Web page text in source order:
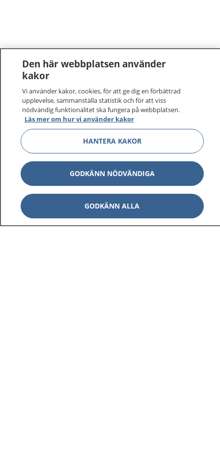
1177 tryggt om din hälsa och vård
På 1177.se får du råd om hälsa och information om
sjukdomar och vilka mottagningar du kan kontakta.
Logga in för att läsa din journal och göra dina
vårdärenden. Ring telefonnummer 1177 för
sjukvårdsrådgivning dygnet runt.
1177 ger dig råd när du vill må bättre.
Den här webbplatsen använder
kakor
Vi använder kakor, cookies, för att ge dig en förbättrad
upplevelse, sammanställa statistik och för att viss
nödvändig funktionalitet ska fungera på webbplatsen.
Läs mer om hur vi använder kakor
HANTERA KAKOR
GODKÄNN NÖDVÄNDIGA
GODKÄNN ALLA